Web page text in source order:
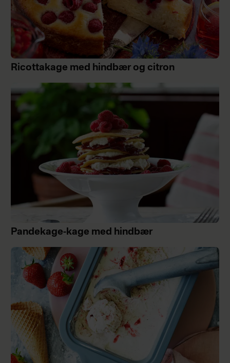
Ricottakage med hindbær og citron
Pandekage-kage med hindbær